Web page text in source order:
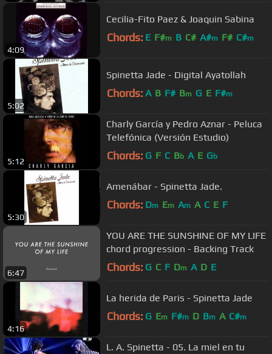
4:09
Cecilia-Fito Paez & Joaquin Sabina
Chords: E F#m B C# A#m F# C#m
5:02
Spinetta Jade - Digital Ayatollah
Chords: A B F# Bm G E F#m
5:12
Charly García y Pedro Aznar - Peluca
Telefónica (Versión Estudio)
Chords: G F C Bb A E Gb
5:30
Amenábar - Spinetta Jade.
Chords: Dm Em Am A C E F
6:47
YOU ARE THE SUNSHINE OF MY LIFE
chord progression - Backing Track
Chords: G C F Dm A D E
4:16
La herida de Paris - Spinetta Jade
Chords: G Em F#m D Bm A C#m
L. A. Spinetta - 05. La miel en tu